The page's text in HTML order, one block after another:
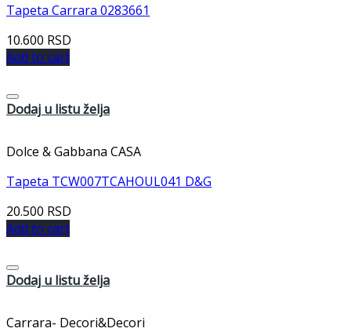
Tapeta Carrara 0283661
10.600 RSD
Add to cart
Dodaj u listu želja
Dolce & Gabbana CASA
Tapeta TCW007TCAHOUL041 D&G
20.500 RSD
Add to cart
Dodaj u listu želja
Carrara- Decori&Decori